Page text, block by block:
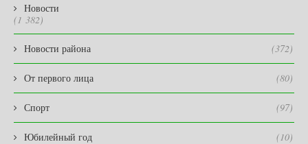
Новости
(1 382)
Новости района (372)
От первого лица (80)
Спорт (97)
Юбилейный год (10)